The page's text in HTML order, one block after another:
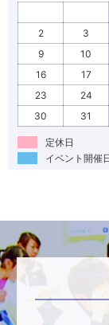
2
3
9
10
16
17
23
24
30
31
定休日
イベント開催